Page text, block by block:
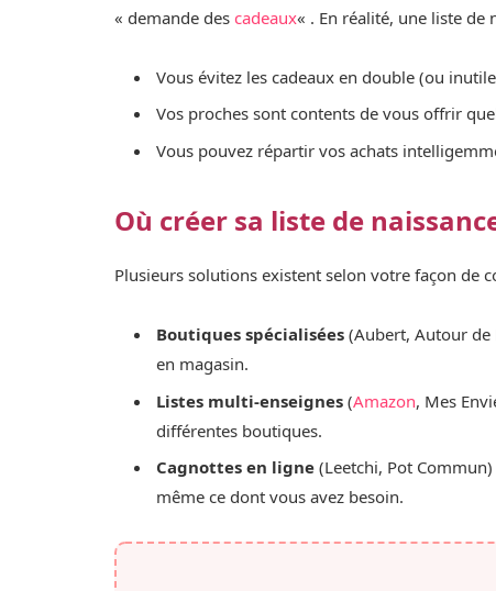
« demande descadeaux« . En réalité, une liste de
Vous évitez les cadeaux en double (ou
Vos proches sont contents de vous offrir
Vous pouvez répartir vos achats
Où créer sa liste de
Plusieurs solutions existent selon votre façon de
Boutiques spécialisées (Aubert, Autour de
en magasin.
Listes multi-enseignes (Amazon, Mes
différentes boutiques.
Cagnottes en ligne (Leetchi, Pot
même ce dont vous avez besoin.